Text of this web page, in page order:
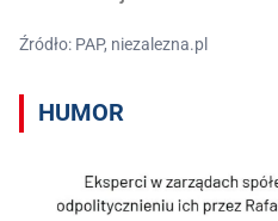
Źródło: PAP, niezalezna.pl
HUMOR